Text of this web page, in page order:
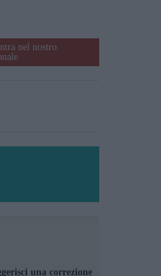
nel nostro
una correzione